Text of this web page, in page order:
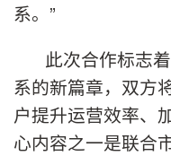
系。”
此次合作标志
系的新篇章，双方
户提升运营效率、
心内容之一是联合